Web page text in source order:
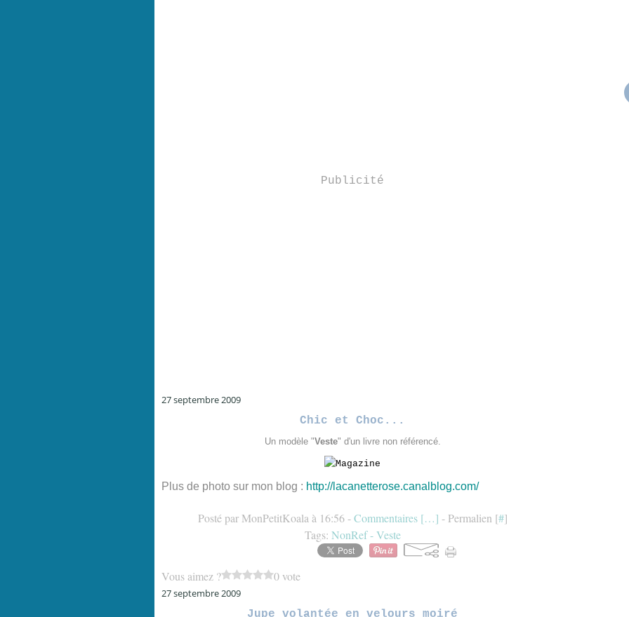
Publicité
27 septembre 2009
Chic et Choc...
Un modèle "Veste" d'un livre non référencé.
Plus de photo sur mon blog : http://lacanetterose.canalblog.com/
Posté par MonPetitKoala à 16:56 -Commentaires […] - Permalien [#]
Tags: NonRef - Veste
Vous aimez ? 0 vote
27 septembre 2009
Jupe volantée en velours moiré